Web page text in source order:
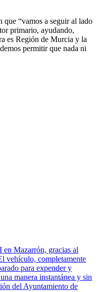
“vamos a seguir al lado
primario, ayudando,
es Región de Murcia y la
permitir que nada ni
en Mazarrón, gracias al
vehículo, completamente
para expender y
manera instantánea y sin
del Ayuntamiento de